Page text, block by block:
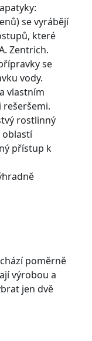
se vyrábějí
které
Zentrich.
se
vody.
vlastním
rostlinný
oblastí
přístup k
poměrně
výrobou a
jen dvě